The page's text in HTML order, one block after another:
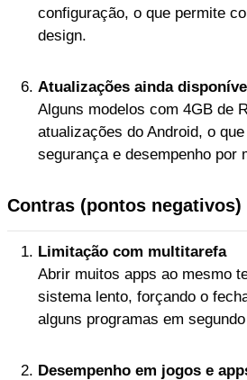
configuração, o que permite
design.
Atualizações ainda
Alguns modelos com 4GB de
atualizações do Android, o
segurança e desempenho por
Contras (pontos negativos)
Limitação com multitarefa
Abrir muitos apps ao mesmo
sistema lento, forçando o
alguns programas em
Desempenho em jogos e